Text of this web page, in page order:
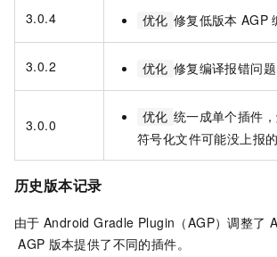
3.0.4 优化 修复低版本 AGP
3.0.2 优化 修复编译报错问题
3.0.0 优化 统一成单个插件
符号化文件可能没上报
历史版本记录
由于 Android Gradle Plugin（AGP）调整了
AGP 版本提供了不同的插件。